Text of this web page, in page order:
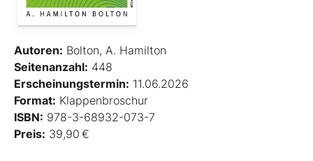
Autoren: Bolton, A. Hamilton
Seitenanzahl: 448
Erscheinungstermin: 11.06.2026
Format: Klappenbroschur
ISBN: 978-3-68932-073-7
Preis: 39,90 €